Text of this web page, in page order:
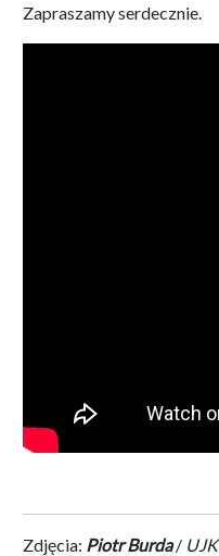
Zapraszamy serdecznie.
Zdjęcia: Piotr Burda/ UJK